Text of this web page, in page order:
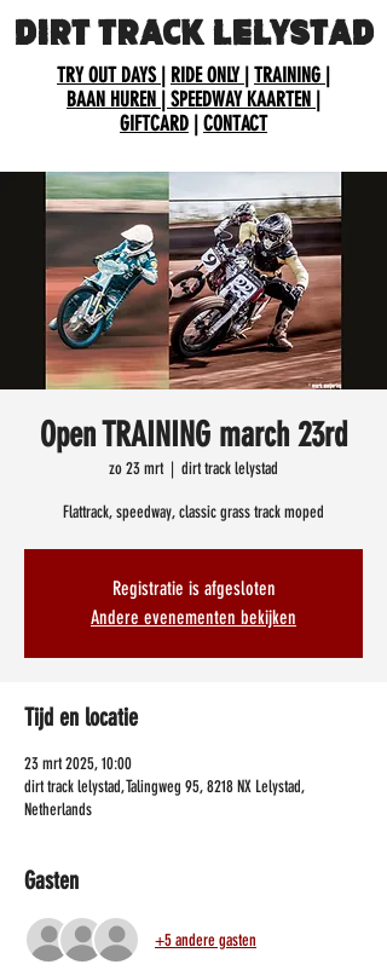
DIRT TRACK LELYSTAD
TRY OUT DAYS RIDE ONLY TRAINING
BAAN HUREN
| SPEEDWAY KAARTEN
GIFTCARD CONTACT
Open TRAINING march 23rd
zo 23 mrt
  |
dirt track lelystad
Flattrack, speedway, classic grass track moped
Registratie is afgesloten
Andere evenementen bekijken
Tijd en locatie
23 mrt 2025, 10:00
dirt track lelystad, Talingweg 95, 8218 NX Lelystad,
Netherlands
Gasten
+5 andere gasten